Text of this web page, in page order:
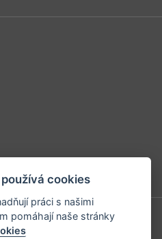
cookies
práci s našimi
pomáhají naše stránky